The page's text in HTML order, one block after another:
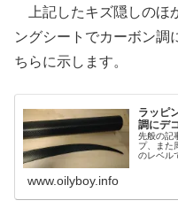
上記したキズ隠しのほ
ングシートでカーボン調
ちらに示します。
ラッピ
調にデ
先般の記
プ、また
のレベル
www.oilyboy.info